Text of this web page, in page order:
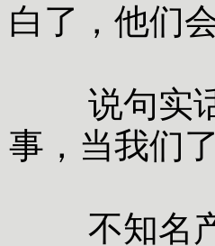
白了，他们
说句实话
事，当我们
不知名产